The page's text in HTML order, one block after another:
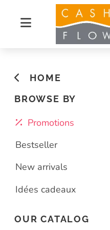
HOME
BROWSE BY
Promotions
Bestseller
New arrivals
Idées cadeaux
OUR CATALOG